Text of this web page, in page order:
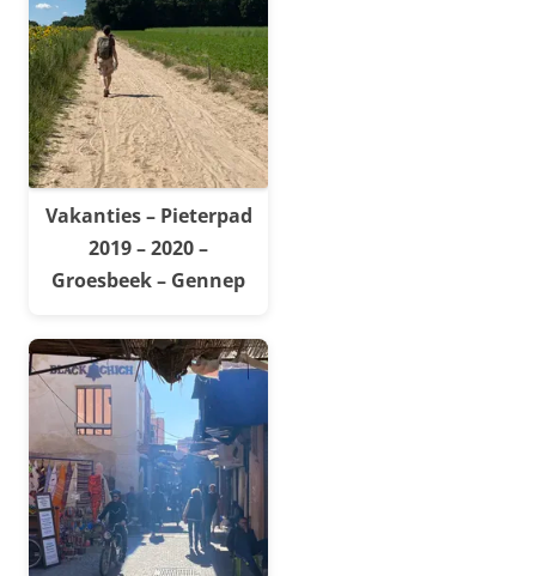
Vakanties – Pieterpad
2019 – 2020 –
Groesbeek – Gennep